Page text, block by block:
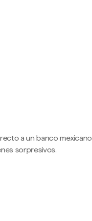
a un banco mexicano
sorpresivos.